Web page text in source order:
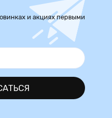
и акциях первыми